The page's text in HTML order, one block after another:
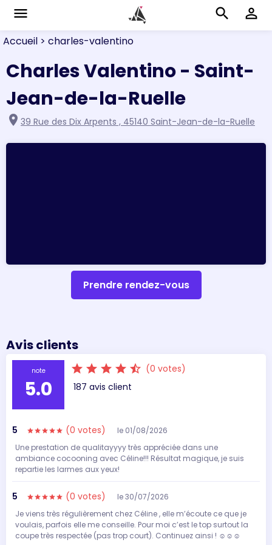
menu search perm_identity
Accueil > charles-valentino
Charles Valentino - Saint-
Jean-de-la-Ruelle
location_on 39 Rue des Dix Arpents , 45140 Saint-Jean-de-la-Ruelle
Prendre rendez-vous
Avis clients
note
5.0
star star star star star_half (0 votes)
187 avis client
5 starstarstarstarstar (0 votes)
le 01/08/2026
Une prestation de qualitayyyy très appréciée dans une
ambiance cocooning avec Céline!!! Résultat magique, je suis
repartie les larmes aux yeux!
5 starstarstarstarstar (0 votes)
le 30/07/2026
Je viens très régulièrement chez Céline , elle m’écoute ce que je
voulais, parfois elle me conseille. Pour moi c’est le top surtout la
coupe très respectée (pas trop court). Continuez ainsi ! ☺️☺️☺️